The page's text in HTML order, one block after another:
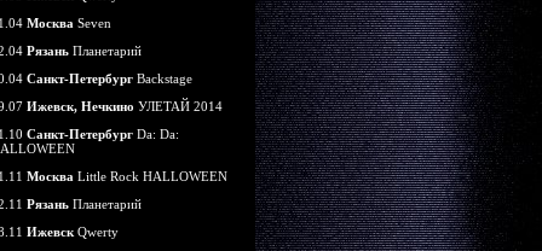
Москва Seven
Рязань Планетарий
Санкт-Петербург Backstage
Ижевск, Нечкино УЛЕТАЙ 2014
Санкт-Петербург Da: Da:
Москва Little Rock HALLOWEEN
Рязань Планетарий
Ижевск Qwerty